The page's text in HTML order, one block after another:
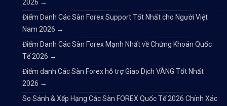
2026 →
Điểm Danh Các Sàn Forex Support Tốt Nhất cho Người Việt
Nam 2026 →
Điểm Danh Các Sàn Forex Mạnh Nhất về Chứng Khoán Quốc
Tế 2026 →
Điểm danh Các Sàn Forex hỗ trợ Giao Dịch VÀNG Tốt Nhất
2026 →
So Sánh & Xếp Hạng Các Sàn FOREX Quốc Tế 2026 Chính Xác